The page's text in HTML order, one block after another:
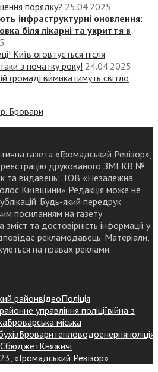
порядку? 25.04.2025
інфраструктурні оновлення:
біля лікарні та укриття в
Київ оговтується після
з початку року! 24.04.2025
громаді вимикатимуть світло
Бровари
газета «Громадський Ревізор»,
друкованого ЗМІ КВ №
та видавець: ТОВ «Незалежна
Київщини» Редакція може не
Будь-який передрук
посиланням на газету
та достовірність інформації у
рекламодавець. Матеріали,
на правах реклами.
районвідеоПоліція
управління поліціївійна з
Броварська міська
Броваритепловодоенергіяполіція
бюджетКняжичі
«Громадський Ревізор»